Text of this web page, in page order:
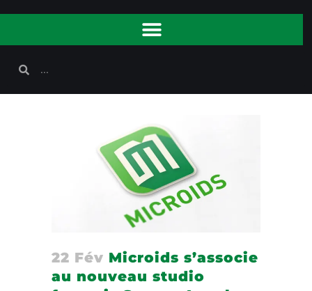
22 Fév Microids s’associe
au nouveau studio